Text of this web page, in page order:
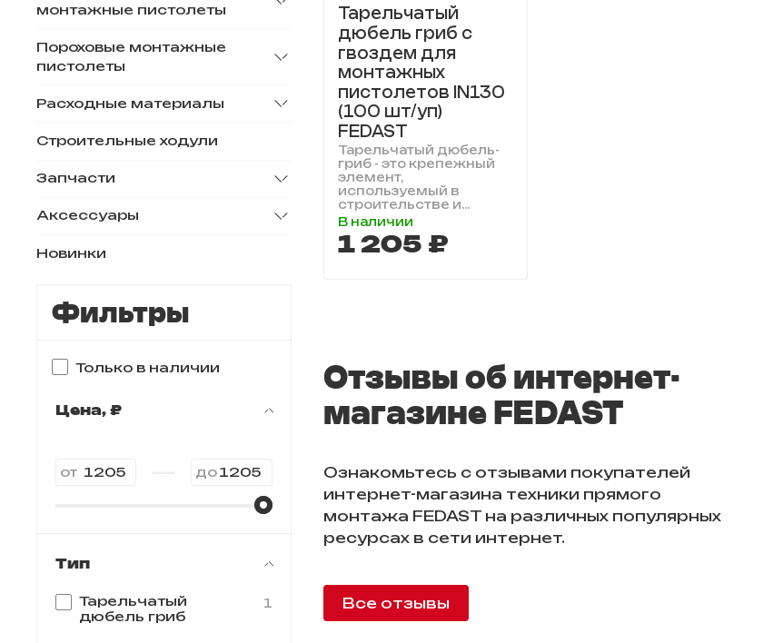
Тарельчатый
дюбель гриб с
гвоздем для
монтажных
пистолетов IN130
(100 шт/уп)
FEDAST
Тарельчатый дюбель-
гриб - это крепежный
элемент,
используемый в
строительстве и...
В наличии
1 205 ₽
Отзывы об интернет-
магазине FEDAST
Ознакомьтесь с отзывами покупателей
интернет-магазина техники прямого
монтажа FEDAST на различных популярных
ресурсах в сети интернет.
Все отзывы
монтажные пистолеты
Пороховые монтажные
пистолеты
Расходные материалы
Строительные ходули
Запчасти
Аксессуары
Новинки
Фильтры
Только в наличии
Цена, ₽
от до
Тип
Тарельчатый
дюбель гриб
1